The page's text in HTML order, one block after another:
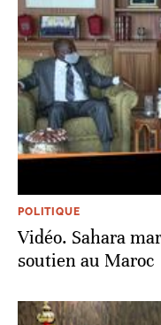
POLITIQUE
Vidéo. Sahara
soutien au Maroc